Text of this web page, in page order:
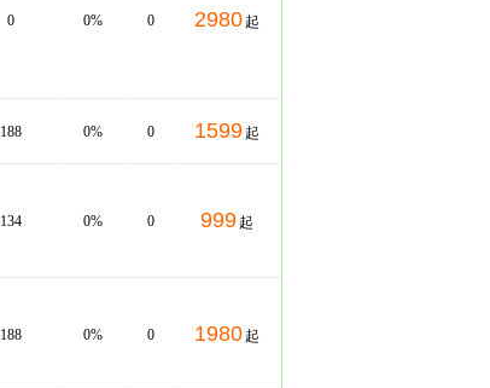
0 0% 0 2980 起
188 0% 0 1599 起
134 0% 0 999 起
188 0% 0 1980 起